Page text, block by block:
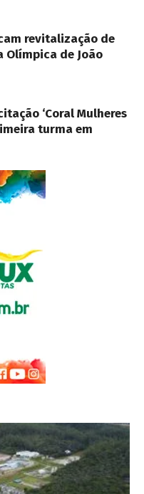
revitalização de
Olímpica de João
‘Coral Mulheres
turma em